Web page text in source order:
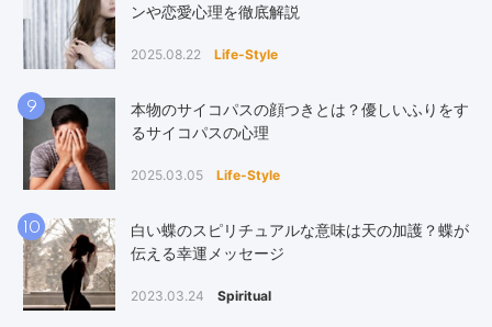
ンや恋愛心理を徹底解説
2025.08.22 Life-Style
9
本物のサイコパスの顔つきとは？優しいふりをす
るサイコパスの心理
2025.03.05 Life-Style
10
白い蝶のスピリチュアルな意味は天の加護？蝶が
伝える幸運メッセージ
2023.03.24 Spiritual